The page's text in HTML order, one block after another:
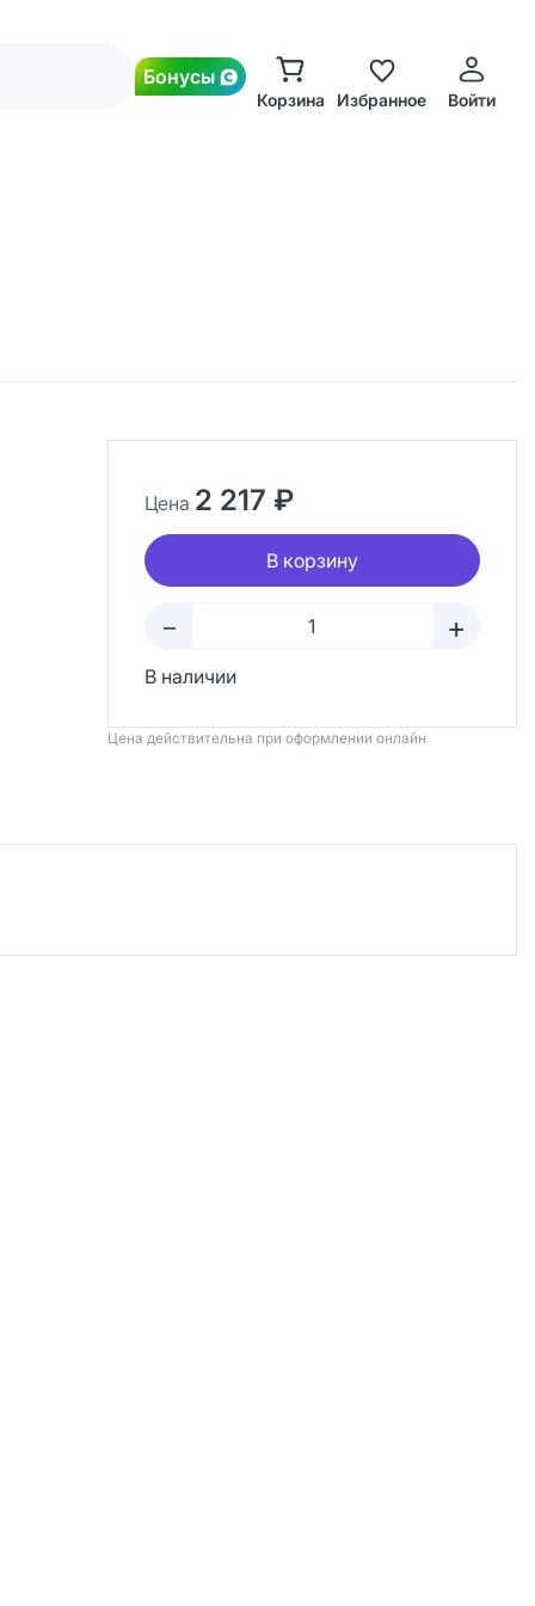
Бонусы
Корзина Избранное Войти
Цена 2 217 ₽
В корзину
– +
В наличии
Цена действительна при оформлении онлайн